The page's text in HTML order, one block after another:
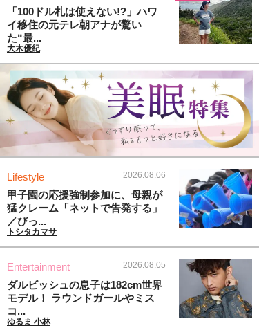
「100ドル札は使えない!?」ハワ
イ移住の元テレ朝アナが驚い
た“最...
大木優紀
Lifestyle 2026.08.06
甲子園の応援強制参加に、母親が
猛クレーム「ネットで告発する」
／びっ...
トシタカマサ
Entertainment 2026.08.05
ダルビッシュの息子は182cm世界
モデル！ ラウンドガールやミス
コ...
ゆるま 小林